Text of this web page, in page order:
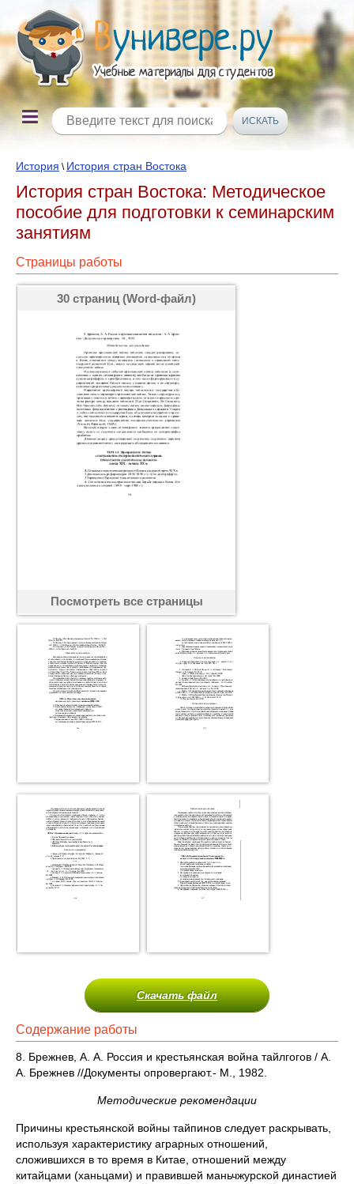
История \ История стран Востока
История стран Востока: Методическое
пособие для подготовки к семинарским
занятиям
Страницы работы
30 страниц (Word-файл)
Посмотреть все страницы
Скачать файл
Содержание работы
8. Брежнев, А. А. Россия и крестьянская война тайлгогов / А.
А. Брежнев //Документы опровергают.- М., 1982.
Методические рекомендации
Причины крестьянской войны тайпинов следует раскрывать,
используя характеристику аграрных отношений,
сложившихся в то время в Китае, отношений между
китайцами (ханьцами) и правившей маньчжурской династией